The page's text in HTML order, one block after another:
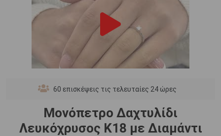
60 επισκέψεις τις τελευταίες 24 ώρες
Μονόπετρο Δαχτυλίδι
Λευκόχρυσος Κ18 με Διαμάντι